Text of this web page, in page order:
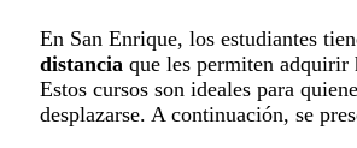
En San Enrique, los estudiantes
distancia que les permiten adquirir
Estos cursos son ideales para
desplazarse. A continuación, se